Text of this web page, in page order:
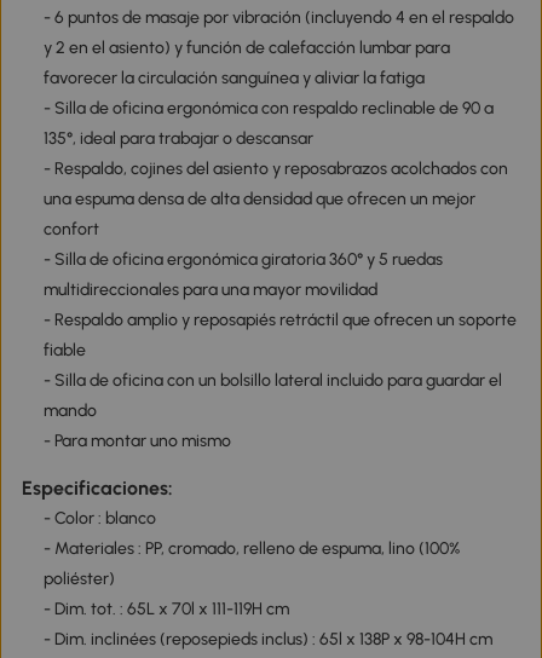
- 6 puntos de masaje por vibración (incluyendo 4 en el respaldo
y 2 en el asiento) y función de calefacción lumbar para
favorecer la circulación sanguínea y aliviar la fatiga
- Silla de oficina ergonómica con respaldo reclinable de 90 a
135°, ideal para trabajar o descansar
- Respaldo, cojines del asiento y reposabrazos acolchados con
una espuma densa de alta densidad que ofrecen un mejor
confort
- Silla de oficina ergonómica giratoria 360° y 5 ruedas
multidireccionales para una mayor movilidad
- Respaldo amplio y reposapiés retráctil que ofrecen un soporte
fiable
- Silla de oficina con un bolsillo lateral incluido para guardar el
mando
- Para montar uno mismo
Especificaciones:
- Color : blanco
- Materiales : PP, cromado, relleno de espuma, lino (100%
poliéster)
- Dim. tot. : 65L x 70l x 111-119H cm
- Dim. inclinées (reposepieds inclus) : 65l x 138P x 98-104H cm